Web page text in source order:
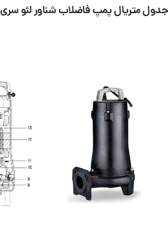
جدول متریال پمپ فاضلاب شناور لئو سری SWE